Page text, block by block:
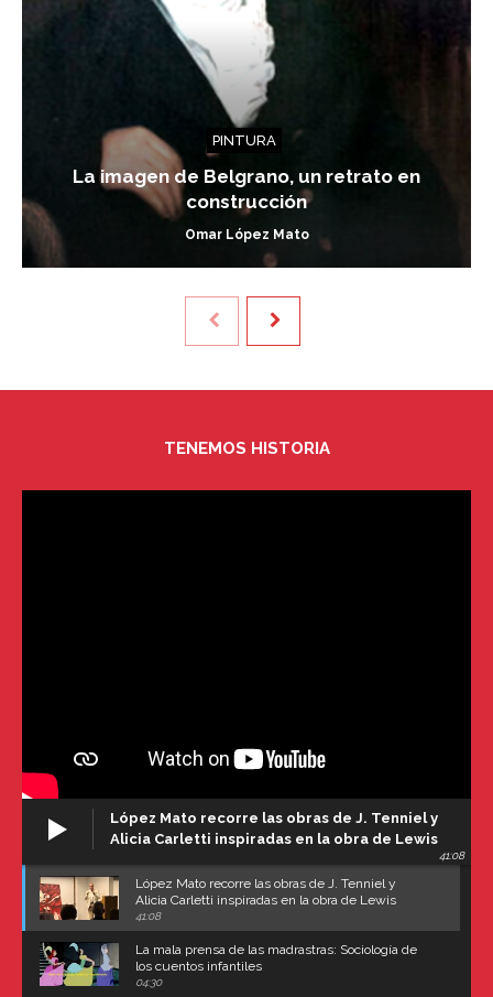
PINTURA
La imagen de Belgrano, un retrato en
construcción
Omar López Mato
TENEMOS HISTORIA
López Mato recorre las obras de J. Tenniel y
Alicia Carletti inspiradas en la obra de Lewis
41:08
López Mato recorre las obras de J. Tenniel y
Alicia Carletti inspiradas en la obra de Lewis
Carroll
41:08
La mala prensa de las madrastras: Sociología de
los cuentos infantiles
04:30